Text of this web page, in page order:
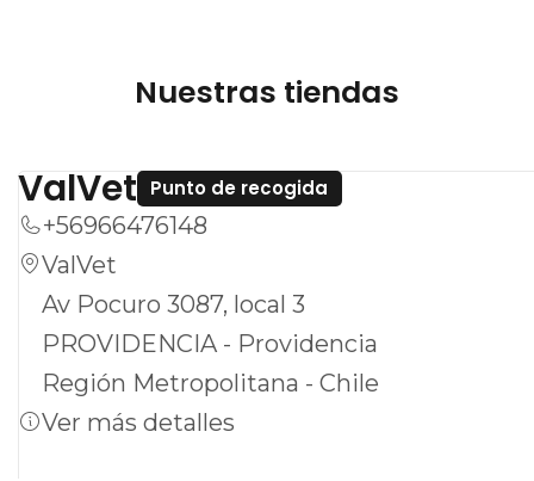
confiable y práctica para el cuidado de sus
feliz con Credelio®!
Nuestras tiendas
ValVet Punto de recogida
+56966476148
ValVet
Av Pocuro 3087, local 3
PROVIDENCIA - Providencia
Región Metropolitana - Chile
Ver más detalles